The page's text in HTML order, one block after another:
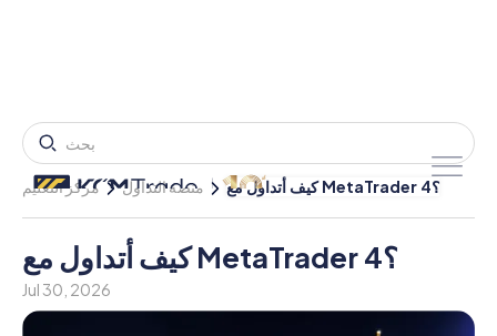
مركز التعليم منصة التداول كيف أتداول مع MetaTrader 4؟
كيف أتداول مع MetaTrader 4؟
Jul 30, 2026